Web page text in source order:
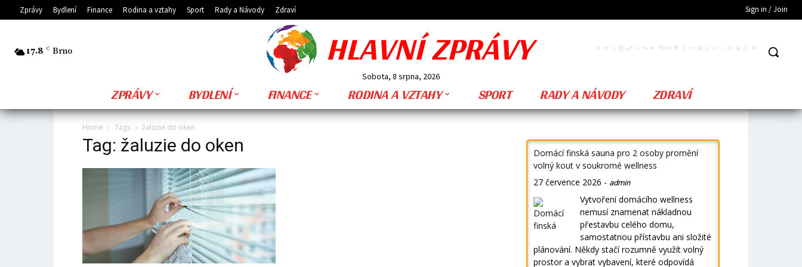
Zprávy Bydlení Finance Rodina a vztahy Sport Rady a Návody Zdraví Sign in / Join
17.8 C Brno HLAVNÍ ZPRÁVY
Sobota, 8 srpna, 2026
ZPRÁVY BYDLENÍ FINANCE RODINA A VZTAHY SPORT RADY A NÁVODY ZDRAVÍ
Home Tags žaluzie do oken
Tag: žaluzie do oken
Domácí finská sauna pro 2 osoby promění
volný kout v soukromé wellness
27 července 2026 - admin
Vytvoření domácího wellness
nemusí znamenat nákladnou
přestavbu celého domu,
samostatnou přístavbu ani složité
plánování. Někdy stačí rozumně využít volný
prostor a vybrat vybavení, které odpovídá